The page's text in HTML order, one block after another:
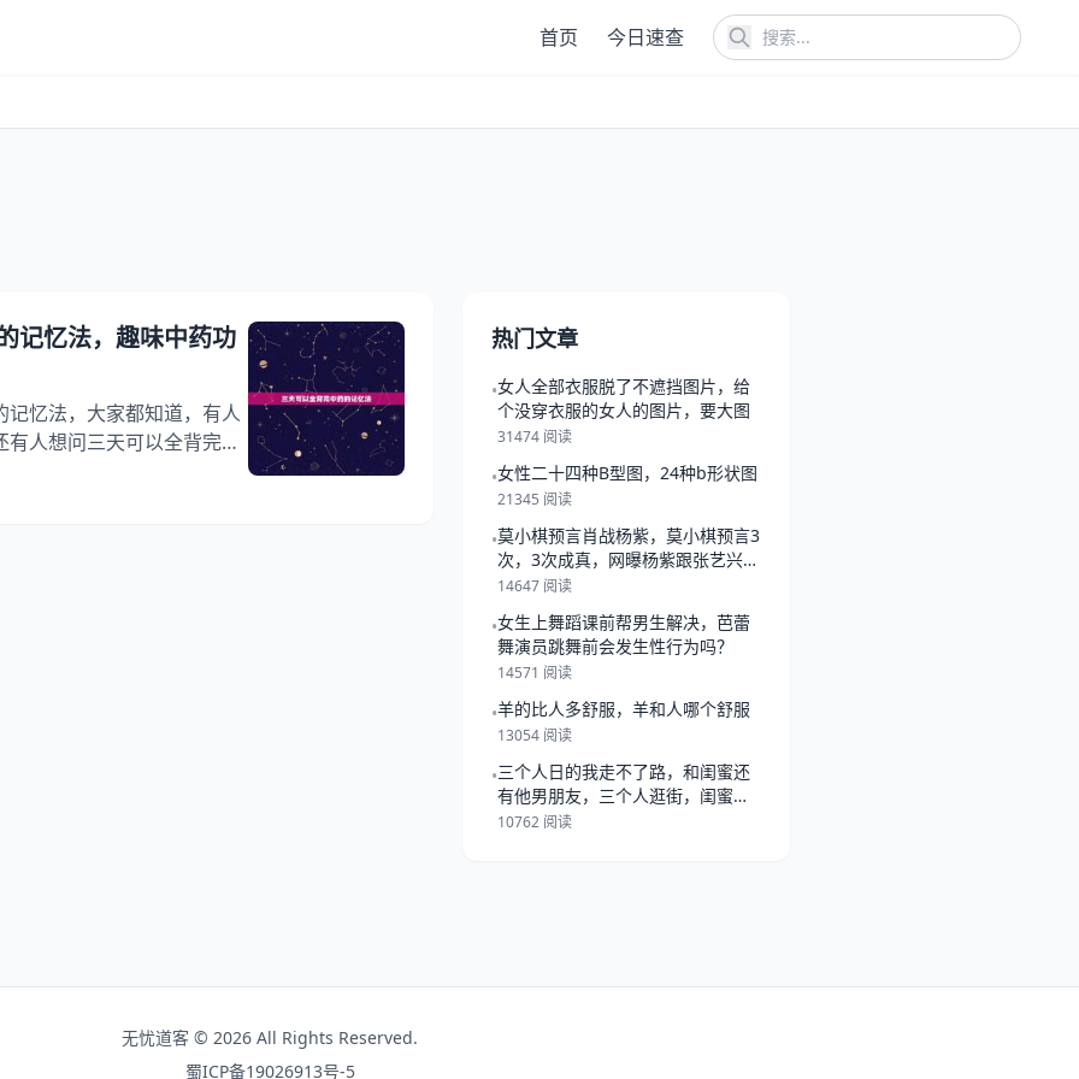
首页 今日速查
记忆法，趣味中药功
忆法，大家都知道，有人
人想问三天可以全背完中
是怎么回事？其实中药快
趣味中药功效快速记忆
热门文章
•女人全部衣服脱了不遮挡图片，给
个没穿衣服的女人的图片，要大图
31474 阅读
•女性二十四种B型图，24种b形状图
21345 阅读
•莫小棋预言肖战杨紫，莫小棋预言3
次，3次成真，网曝杨紫跟张艺兴在
一起，
14647 阅读
•女生上舞蹈课前帮男生解决，芭蕾
舞演员跳舞前会发生性行为吗？
14571 阅读
•羊的比人多舒服，羊和人哪个舒服
13054 阅读
•三个人日的我走不了路，和闺蜜还
有他男朋友，三个人逛街，闺蜜总
是跟她男朋
10762 阅读
无忧道客 © 2026 All Rights Reserved.
蜀ICP备19026913号-5